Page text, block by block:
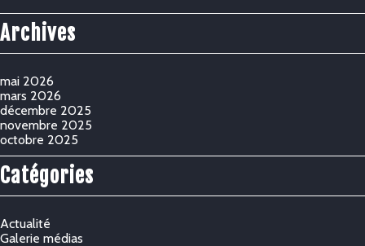
Archives
mai 2026
mars 2026
décembre 2025
novembre 2025
octobre 2025
Catégories
Actualité
Galerie médias